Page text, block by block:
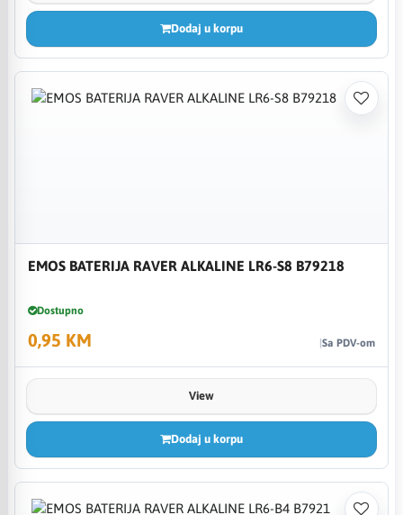
Dodaj u korpu
EMOS BATERIJA RAVER ALKALINE LR6-S8 B79218
Dostupno
0,95 KM Sa PDV-om
View
Dodaj u korpu